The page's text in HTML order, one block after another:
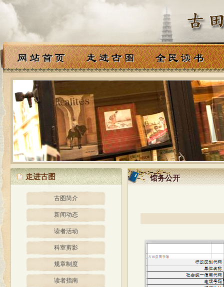
走进古图
古图简介
新闻动态
读者活动
科室剪影
规章制度
读者指南
馆务公开
馆务公开